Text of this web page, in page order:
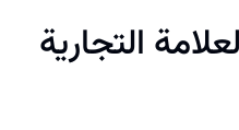
التجارية